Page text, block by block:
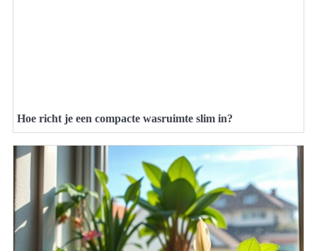
Hoe richt je een compacte wasruimte slim in?